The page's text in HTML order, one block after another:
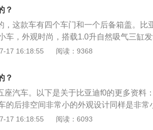
鉴了丰田AYGO的设计，比亚迪在AYGO
整。前脸采用带有家族元素的镀铬展翼式
面线条同样以圆润为主，整体感较强。尾
一体。下方保险杠与上方进气格栅组合在
大灯内部做了熏黑处理。同样拥有比亚迪
但在雨天也够用。2.内饰方面F0的内饰设
各功能按键设计的也较为直观，内饰的材
余车型的喇叭为两个小按钮设计。仪表
驶安全气囊。娱乐及舒适性方面，全系车
？
，这款车有四个车门和一个后备箱盖。比
车，外观时尚，搭载1.0升自然吸气三缸
，最大功率转速为每分钟6000转，最
动。该车的U形笑脸格栅、花生形弦酷前
雨刮器、顺风天线设计，无不洋溢着时尚
17 16:18:55 阅读：9368
？
座汽车。以下是关于比亚迪f0的更多资料
的后排空间非常小的外观设计同样是非常
升自然吸气三缸发动机，这款发动机的最
17 16:18:55 阅读：6093